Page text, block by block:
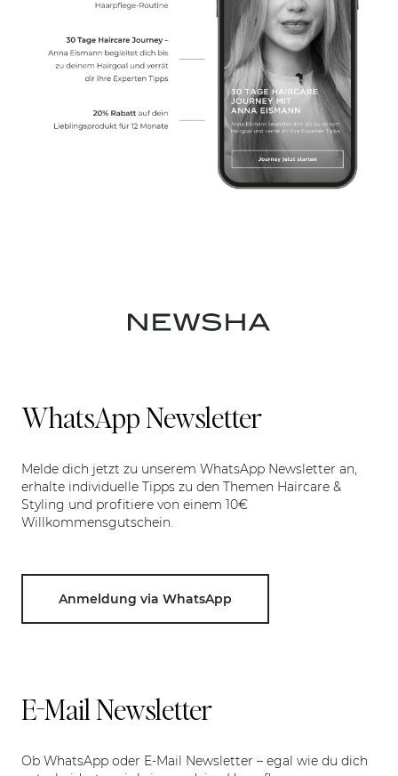
WhatsApp Newsletter
Melde dich jetzt zu unserem WhatsApp Newsletter an,
erhalte individuelle Tipps zu den Themen Haircare &
Styling und profitiere von einem 10€
Willkommensgutschein.
Anmeldung via WhatsApp
E-Mail Newsletter
Ob WhatsApp oder E-Mail Newsletter – egal wie du dich